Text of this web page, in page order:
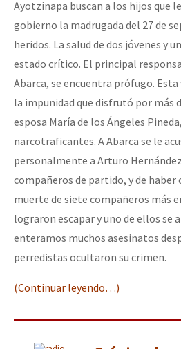
Ayotzinapa buscan a los hijos que
gobierno la madrugada del 27 de
heridos. La salud de dos jóvenes y
estado crítico. El principal
Abarca, se encuentra prófugo.
la impunidad que disfrutó por más
esposa María de los Ángeles
narcotraficantes. A Abarca se le
personalmente a Arturo
compañeros de partido, y de
muerte de siete compañeros más
lograron escapar y uno de ellos se
enteramos muchos asesinatos
perredistas ocultaron su crimen.
(Continuar leyendo…)